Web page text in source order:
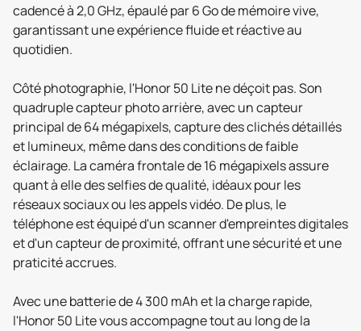
cadencé à 2,0 GHz, épaulé par 6 Go de mémoire vive,
garantissant une expérience fluide et réactive au
quotidien.
Côté photographie, l'Honor 50 Lite ne déçoit pas. Son
quadruple capteur photo arrière, avec un capteur
principal de 64 mégapixels, capture des clichés détaillés
et lumineux, même dans des conditions de faible
éclairage. La caméra frontale de 16 mégapixels assure
quant à elle des selfies de qualité, idéaux pour les
réseaux sociaux ou les appels vidéo. De plus, le
téléphone est équipé d'un scanner d'empreintes digitales
et d'un capteur de proximité, offrant une sécurité et une
praticité accrues.
Avec une batterie de 4 300 mAh et la charge rapide,
l'Honor 50 Lite vous accompagne tout au long de la